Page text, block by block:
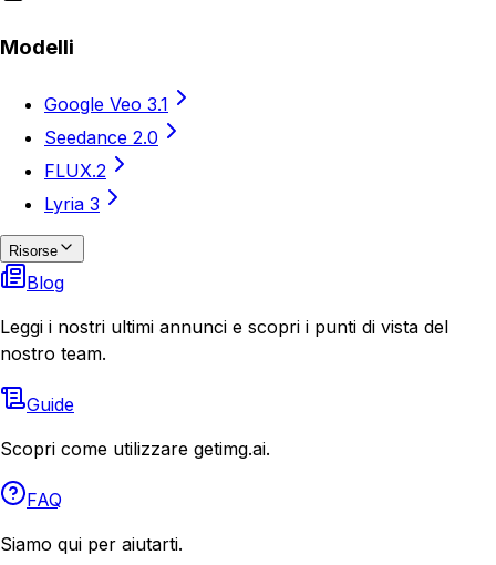
Modelli
Google Veo 3.1
Seedance 2.0
FLUX.2
Lyria 3
Risorse
Blog
Leggi i nostri ultimi annunci e scopri i punti di vista del
nostro team.
Guide
Scopri come utilizzare getimg.ai.
FAQ
Siamo qui per aiutarti.